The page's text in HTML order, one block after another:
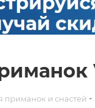
приманок и снастей